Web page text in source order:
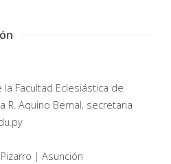
Facultad Eclesiástica de
R. Aquino Bernal, secretaria
| Asunción